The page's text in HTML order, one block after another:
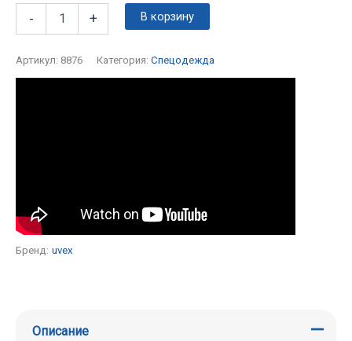
- + В корзину
Артикул: 8876 Категория: Спецодежда
Бренд: uvex
Описание